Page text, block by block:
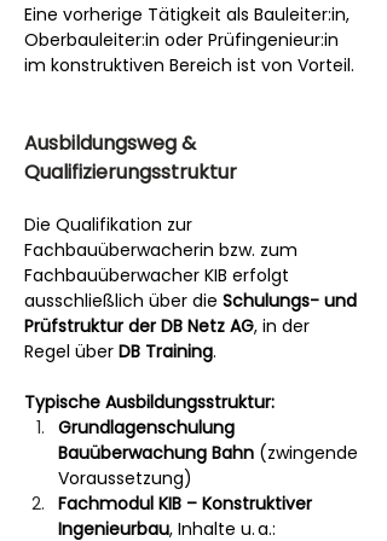
Eine vorherige Tätigkeit als Bauleiter:in,
Oberbauleiter:in oder Prüfingenieur:in
im konstruktiven Bereich ist von Vorteil.
Ausbildungsweg &
Qualifizierungsstruktur
Die Qualifikation zur
Fachbauüberwacherin bzw. zum
Fachbauüberwacher KIB erfolgt
ausschließlich über die Schulungs- und
Prüfstruktur der DB Netz AG, in der
Regel über DB Training.
Typische Ausbildungsstruktur:
Grundlagenschulung
Bauüberwachung Bahn (zwingende
Voraussetzung)
Fachmodul KIB – Konstruktiver
Ingenieurbau, Inhalte u. a.: